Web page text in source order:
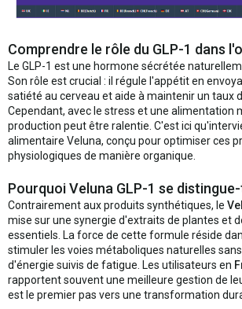
Comprendre le rôle du GLP-1 dans
Le GLP-1 est une hormone sécrétée
Son rôle est crucial : il régule l'appétit en
satiété au cerveau et aide à maintenir un taux
Cependant, avec le stress et une alimentation
production peut être ralentie. C'est ici
alimentaire Veluna, conçu pour optimiser ces
physiologiques de manière organique.
Pourquoi Veluna GLP-1 se
Contrairement aux produits synthétiques, le
mise sur une synergie d'extraits de plantes et
essentiels. La force de cette formule réside
stimuler les voies métaboliques naturelles
d'énergie suivis de fatigue. Les utilisateurs en
rapportent souvent une meilleure gestion de
est le premier pas vers une transformation